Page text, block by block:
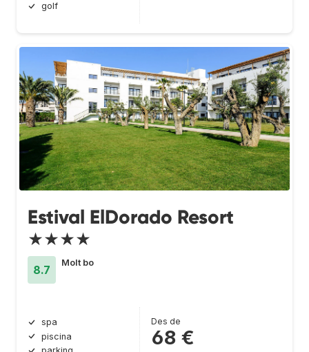
golf
Estival ElDorado Resort
★★★★
8.7
Molt bo
spa
piscina
Des de
68 €